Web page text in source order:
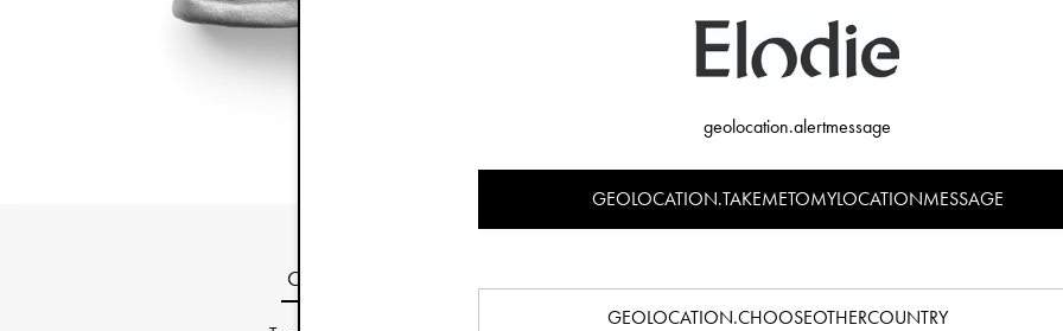
Opis
geolocation.alertmessage
GEOLOCATION.TAKEMETOMYLOCATIONMESSAGE
GEOLOCATION.CHOOSEOTHERCOUNTRY